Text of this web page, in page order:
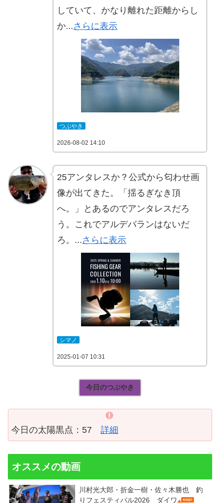
していて、かなり離れた距離からし
か...さらに表示
つぶやき
2026-08-02 14:10
25アンタレスか？公式から匂わせ画
像が出てきた。「揺るぎなき頂
へ。」とあるのでアンタレスだろ
う。これでアルデバランはないだ
ろ。...さらに表示
シマノ
2025-01-07 10:31
今日のつぶやき
今日の太陽黒点：57 詳細
オススメの動画
川村光大郎・折金一樹・佐々木勝也 釣
りフェスティバル2026 ダイワ